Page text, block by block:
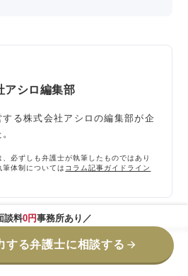
アシロ編集部
る株式会社アシロの編集部が企
必ずしも弁護士が執筆したものではあり
筆体制については コラム記事ガイドライン
談料0円事務所あり／
する弁護士に相談する